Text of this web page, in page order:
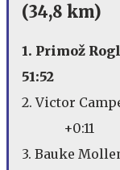
(34,8 km)
1. Primož
51:52
2. Victor
+0:11
3. Bauke